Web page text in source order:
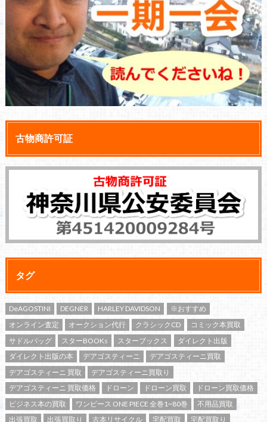
古物商許可証
タグ
DeAGOSTINI DEGNER HARLEY DAVIDSON
※おすすめ
オンライン査定
オークション代行 クラシックCD
コミック本買取
サドルバッグ
スターBOOKs スターブックス
ダイレクト出版
ダイレクト出版の本
デアゴスティーニ
デアゴスティーニ買取
デアゴスティーニ 買取
デアゴスティーニ買取り
デアゴスティーニ 買取価格
ドローン ドローン買取
ドローン買取価格
ビジネス本の買取
ワンピース ONE PIECE 全巻1~80巻
不用品買取
出張買取
出張買取り 古本リサイクル 宅配買取
宅配買取り